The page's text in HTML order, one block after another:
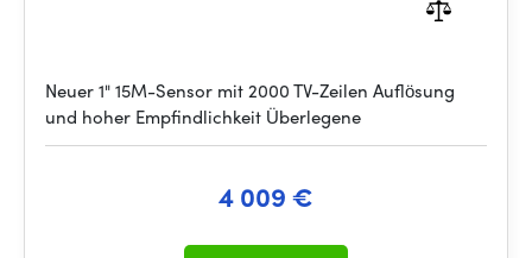
Neuer 1" 15M-Sensor mit 2000 TV-Zeilen Auflösung
und hoher Empfindlichkeit Überlegene
4 009 €